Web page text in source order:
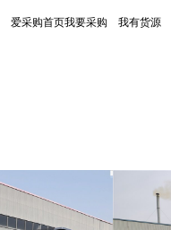
爱采购首页我要采购 我有货源